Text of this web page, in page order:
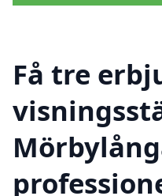
Få tre